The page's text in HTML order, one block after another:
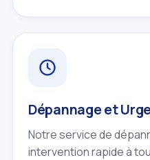
Dépannage et
Notre service de
intervention rapide à